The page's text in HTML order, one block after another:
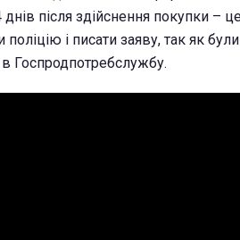
після здійснення покупки –
поліцію і писати заяву, так як
Госпродпотребслужбу.